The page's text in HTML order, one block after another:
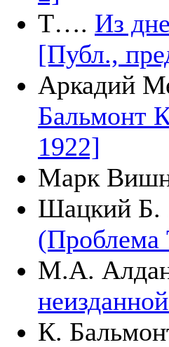
Т…. Из
[Публ.,
Аркадий
Бальмонт
1922]
Марк
Шацкий Б.
(Проблема
М.А.
К.